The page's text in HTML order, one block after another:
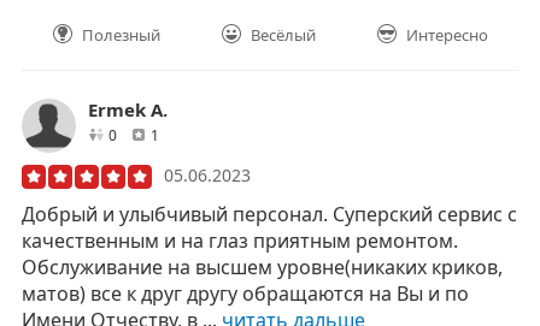
Полезный Весёлый Интересно
Ermek A.
0друзей1
05.06.2023
Добрый и улыбчивый персонал. Суперский сервис с
качественным и на глаз приятным ремонтом.
Обслуживание на высшем уровне(никаких криков,
матов) все к друг другу обращаются на Вы и по
Имени Отчеству, в ... читать дальше